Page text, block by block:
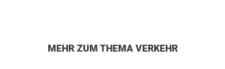
MEHR ZUM THEMA VERKEHR